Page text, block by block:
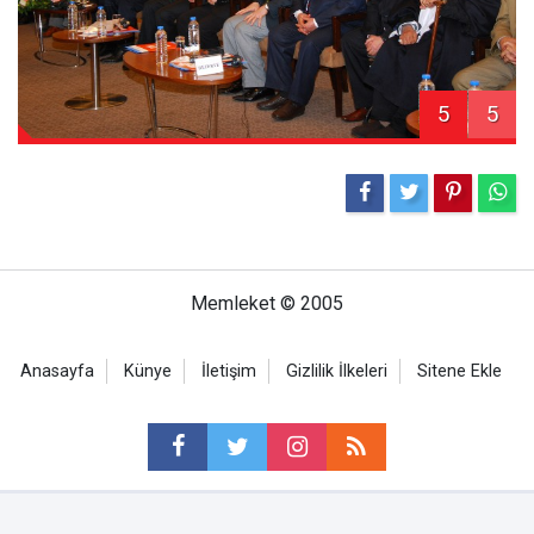
5 5
Memleket © 2005
Anasayfa Künye İletişim Gizlilik İlkeleri Sitene Ekle